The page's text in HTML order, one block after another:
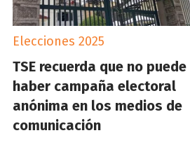
Elecciones 2025
TSE recuerda que no puede
haber campaña electoral
anónima en los medios de
comunicación